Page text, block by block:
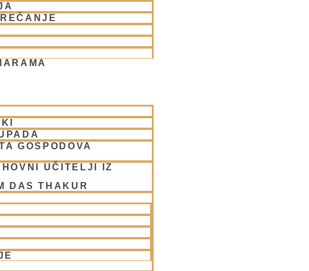
GOSPODOVA
UČITELJI IZ
DAS THAKUR
2025